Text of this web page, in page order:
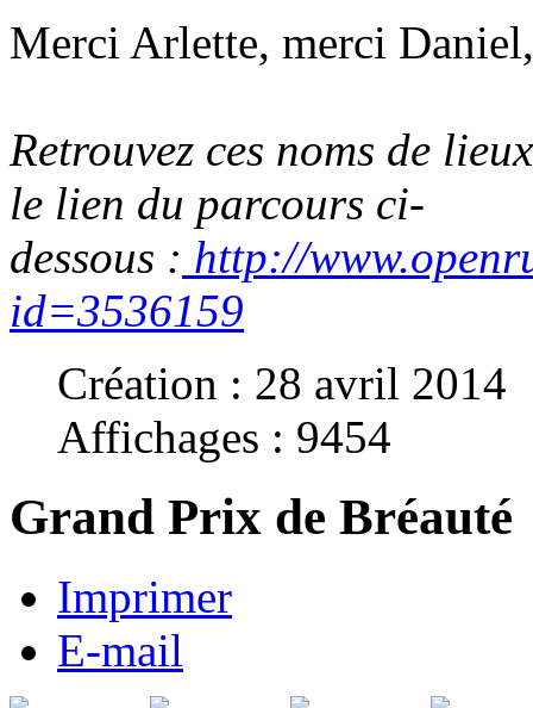
Merci Arlette, merci Daniel,
Retrouvez ces noms de
le lien du parcours ci-
dessous : http://
id=3536159
Création : 28 avril 2014
Affichages : 9454
Grand Prix de Bréauté
Imprimer
E-mail